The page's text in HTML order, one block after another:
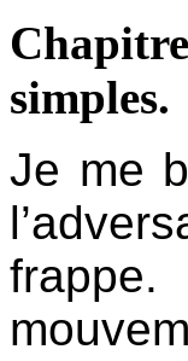
simples.
Je me